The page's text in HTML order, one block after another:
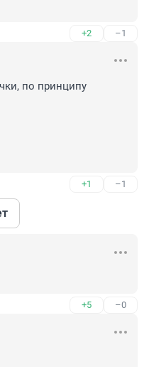
+2 –1
по принципу
+1 –1
+5 –0